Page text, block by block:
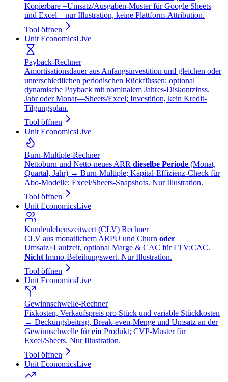
Kopierbare =Umsatz/Ausgaben‑Muster für Google Sheets
und Excel—nur Illustration, keine Plattform‑Attribution.
Tool öffnen
Unit EconomicsLive
Payback-Rechner
Amortisationsdauer aus Anfangsinvestition und gleichen oder
unterschiedlichen periodischen Rückflüssen; optional
dynamische Payback mit nominalem Jahres-Diskontzinss.
Jahr oder Monat—Sheets/Excel; Investition, kein Kredit-
Tilgungsplan.
Tool öffnen
Unit EconomicsLive
Burn‑Multiple‑Rechner
Nettoburn und Netto‑neues ARR dieselbe Periode (Monat,
Quartal, Jahr) → Burn‑Multiple; Kapital‑Effizienz‑Check für
Abo‑Modelle; Excel/Sheets‑Snapshots. Nur Illustration.
Tool öffnen
Unit EconomicsLive
Kundenlebenszeitwert (CLV) Rechner
CLV aus monatlichem ARPU und Churn oder
Umsatz×Laufzeit, optional Marge & CAC für LTV:CAC.
Nicht Immo‑Beleihungswert. Nur Illustration.
Tool öffnen
Unit EconomicsLive
Gewinnschwelle‑Rechner
Fixkosten, Verkaufspreis pro Stück und variable Stückkosten
→ Deckungsbeitrag, Break‑even‑Menge und Umsatz an der
Gewinnschwelle fürein Produkt; CVP‑Muster für
Excel/Sheets. Nur Illustration.
Tool öffnen
Unit EconomicsLive